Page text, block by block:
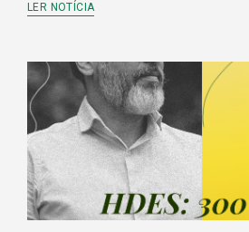
LER NOTÍCIA